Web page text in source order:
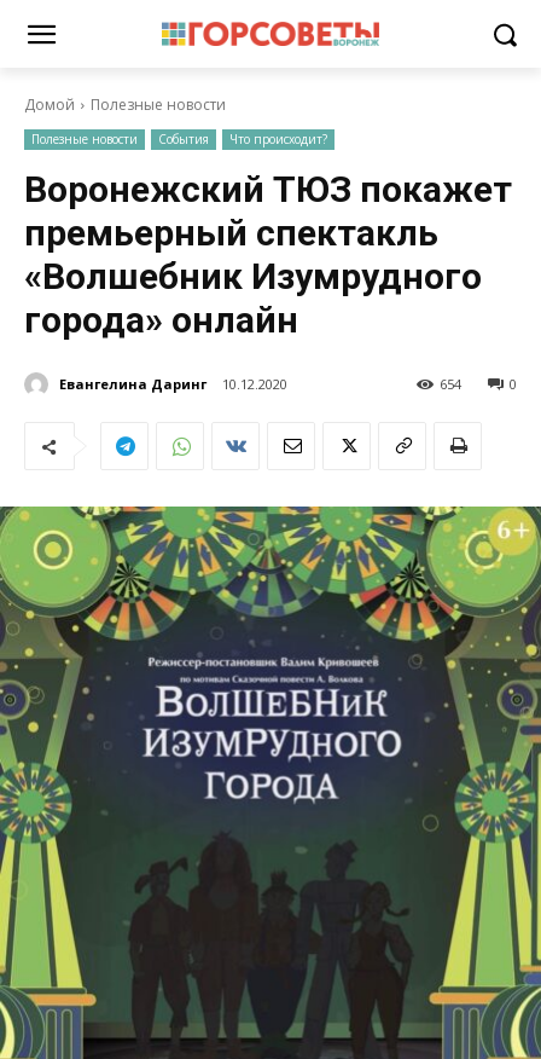
Домой Полезные новости
Полезные новости События Что происходит?
Воронежский ТЮЗ покажет
премьерный спектакль
«Волшебник Изумрудного
города» онлайн
Евангелина Даринг 10.12.2020 0
654